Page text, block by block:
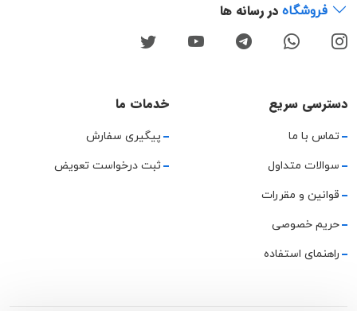
فروشگاه در رسانه ها
دسترسی سریع
تماس با ما
سوالات متداول
قوانین و مقررات
حریم خصوصی
راهنمای استفاده
خدمات ما
پیگیری سفارش
ثبت درخواست تعویض